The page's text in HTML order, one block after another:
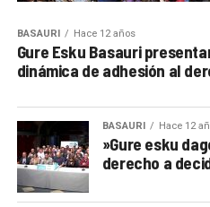
BASAURI Hace 12 años
Gure Esku Basauri
dinámica de adhesión al
BASAURI Hace 12
»Gure esku
derecho a